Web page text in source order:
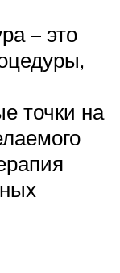
– это
точки на